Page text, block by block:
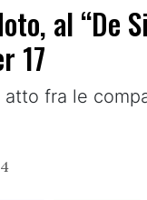
al “De
17
atto fra le